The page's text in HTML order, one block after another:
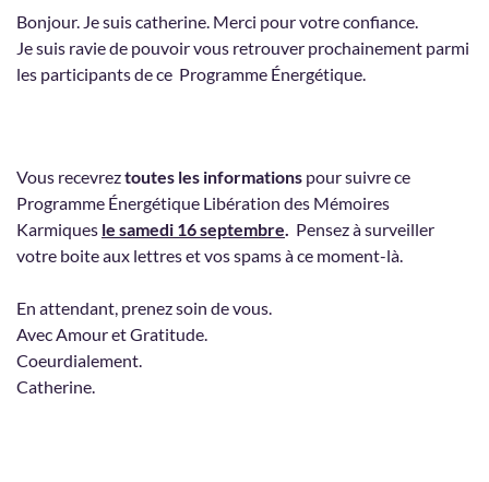
Bonjour. Je suis catherine. Merci pour votre confiance.
Je suis ravie de pouvoir vous retrouver prochainement parmi
les participants de ce Programme Énergétique.
Vous recevreztoutes les informations pour suivre ce
Programme Énergétique Libération des Mémoires
Karmiques le samedi 16 septembre. Pensez à surveiller
votre boite aux lettres et vos spams à ce moment-là.
En attendant, prenez soin de vous.
Avec Amour et Gratitude.
Coeurdialement.
Catherine.